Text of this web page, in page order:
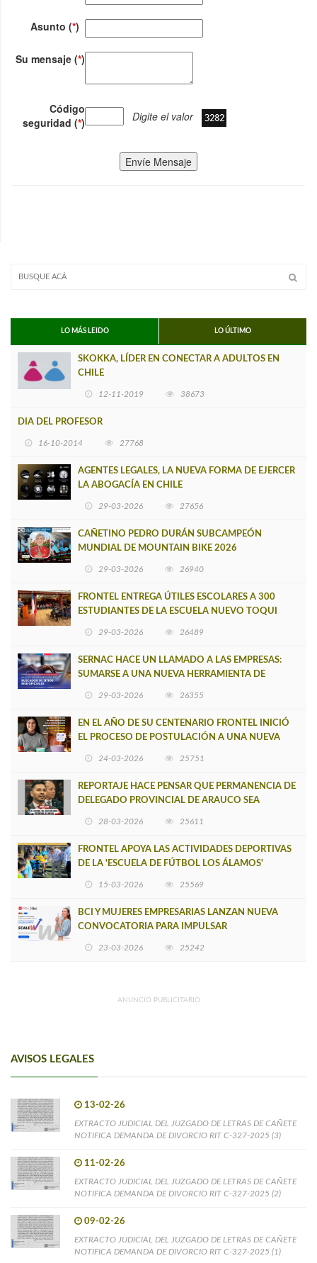
Asunto (*)
Su mensaje (*)
Código
seguridad (*) Digite el valor
Envíe Mensaje
LO MÁS LEIDO LO ÚLTIMO
SKOKKA, LÍDER EN CONECTAR A ADULTOS EN
CHILE
12-11-2019 38673
DIA DEL PROFESOR
16-10-2014 27768
AGENTES LEGALES, LA NUEVA FORMA DE EJERCER
LA ABOGACÍA EN CHILE
29-03-2026 27656
CAÑETINO PEDRO DURÁN SUBCAMPEÓN
MUNDIAL DE MOUNTAIN BIKE 2026
29-03-2026 26940
FRONTEL ENTREGA ÚTILES ESCOLARES A 300
ESTUDIANTES DE LA ESCUELA NUEVO TOQUI
29-03-2026 26489
SERNAC HACE UN LLAMADO A LAS EMPRESAS:
SUMARSE A UNA NUEVA HERRAMIENTA DE
29-03-2026 26355
EN EL AÑO DE SU CENTENARIO FRONTEL INICIÓ
EL PROCESO DE POSTULACIÓN A UNA NUEVA
24-03-2026 25751
REPORTAJE HACE PENSAR QUE PERMANENCIA DE
DELEGADO PROVINCIAL DE ARAUCO SEA
28-03-2026 25611
FRONTEL APOYA LAS ACTIVIDADES DEPORTIVAS
DE LA 'ESCUELA DE FÚTBOL LOS ÁLAMOS'
15-03-2026 25569
BCI Y MUJERES EMPRESARIAS LANZAN NUEVA
CONVOCATORIA PARA IMPULSAR
23-03-2026 25242
ANUNCIO PUBLICITARIO
AVISOS LEGALES
13-02-26
EXTRACTO JUDICIAL DEL JUZGADO DE LETRAS DE CAÑETE
NOTIFICA DEMANDA DE DIVORCIO RIT C-327-2025 (3)
11-02-26
EXTRACTO JUDICIAL DEL JUZGADO DE LETRAS DE CAÑETE
NOTIFICA DEMANDA DE DIVORCIO RIT C-327-2025 (2)
09-02-26
EXTRACTO JUDICIAL DEL JUZGADO DE LETRAS DE CAÑETE
NOTIFICA DEMANDA DE DIVORCIO RIT C-327-2025 (1)